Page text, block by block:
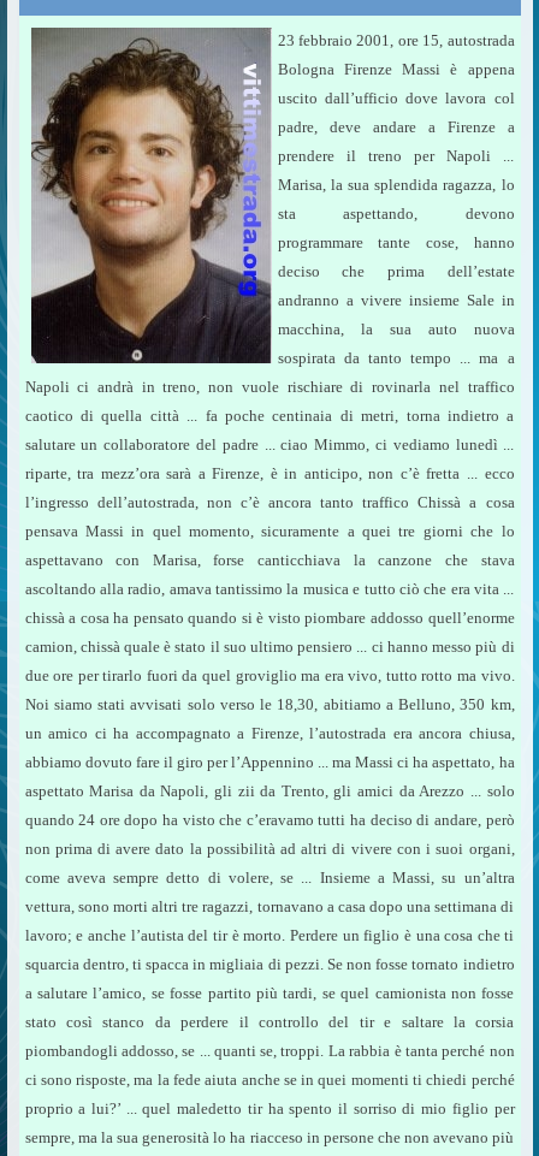
23 febbraio 2001, ore 15, autostrada
Bologna Firenze Massi è appena
uscito dall’ufficio dove lavora col
padre, deve andare a Firenze a
prendere il treno per Napoli ...
Marisa, la sua splendida ragazza, lo
sta aspettando, devono
programmare tante cose, hanno
deciso che prima dell’estate
andranno a vivere insieme Sale in
macchina, la sua auto nuova
sospirata da tanto tempo ... ma a
Napoli ci andrà in treno, non vuole rischiare di rovinarla nel traffico
caotico di quella città ... fa poche centinaia di metri, torna indietro a
salutare un collaboratore del padre ... ciao Mimmo, ci vediamo lunedì ...
riparte, tra mezz’ora sarà a Firenze, è in anticipo, non c’è fretta ... ecco
l’ingresso dell’autostrada, non c’è ancora tanto traffico Chissà a cosa
pensava Massi in quel momento, sicuramente a quei tre giorni che lo
aspettavano con Marisa, forse canticchiava la canzone che stava
ascoltando alla radio, amava tantissimo la musica e tutto ciò che era vita ...
chissà a cosa ha pensato quando si è visto piombare addosso quell’enorme
camion, chissà quale è stato il suo ultimo pensiero ... ci hanno messo più di
due ore per tirarlo fuori da quel groviglio ma era vivo, tutto rotto ma vivo.
Noi siamo stati avvisati solo verso le 18,30, abitiamo a Belluno, 350 km,
un amico ci ha accompagnato a Firenze, l’autostrada era ancora chiusa,
abbiamo dovuto fare il giro per l’Appennino ... ma Massi ci ha aspettato, ha
aspettato Marisa da Napoli, gli zii da Trento, gli amici da Arezzo ... solo
quando 24 ore dopo ha visto che c’eravamo tutti ha deciso di andare, però
non prima di avere dato la possibilità ad altri di vivere con i suoi organi,
come aveva sempre detto di volere, se ... Insieme a Massi, su un’altra
vettura, sono morti altri tre ragazzi, tornavano a casa dopo una settimana di
lavoro; e anche l’autista del tir è morto. Perdere un figlio è una cosa che ti
squarcia dentro, ti spacca in migliaia di pezzi. Se non fosse tornato indietro
a salutare l’amico, se fosse partito più tardi, se quel camionista non fosse
stato così stanco da perdere il controllo del tir e saltare la corsia
piombandogli addosso, se ... quanti se, troppi. La rabbia è tanta perché non
ci sono risposte, ma la fede aiuta anche se in quei momenti ti chiedi perché
proprio a lui?’ ... quel maledetto tir ha spento il sorriso di mio figlio per
sempre, ma la sua generosità lo ha riacceso in persone che non avevano più